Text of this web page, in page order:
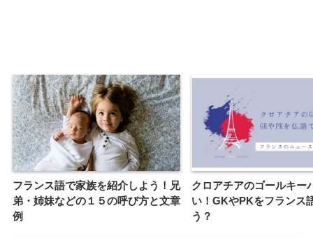
フランス語で家族を紹介しよう！兄
弟・姉妹などの１５の呼び方と文章
例
クロアチアのゴールキー
い！GKやPKをフランス
う？